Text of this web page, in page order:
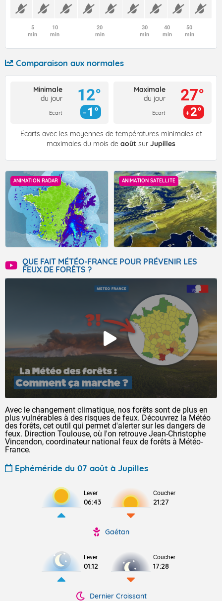
5
min
10
min
20
min
30
min
40
min
50
min
Comparaison aux normales
Minimale
du jour
Ecart
12°
1°
Maximale
du jour
Ecart
27°
2°
Écarts avec les moyennes de températures minimales et
maximales du mois de août sur Jupilles
ANIMATION RADAR ANIMATION SATELLITE
QUE FAIT MÉTÉO-FRANCE POUR PRÉVENIR LES
FEUX DE FORÊTS ?
Avec le changement climatique, nos forêts sont de plus en
plus vulnérables à des risques de feux. Découvrez la Météo
des forêts, cet outil qui permet d'alerter sur les dangers de
feux. Direction Toulouse, où l'on retrouve Jean-Christophe
Vincendon, coordinateur national feux de forêts à Météo-
France.
Ephéméride du 07 août à Jupilles
Lever
06:43
Coucher
21:27
Gaétan
Lever
01:12
Coucher
17:28
Dernier Croissant